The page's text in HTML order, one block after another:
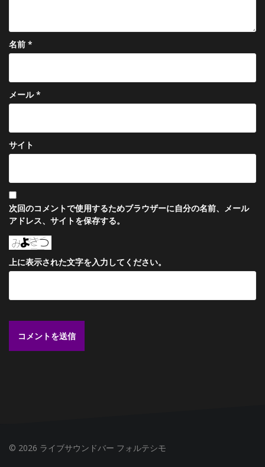
名前 *
メール*
サイト
次回のコメントで使用するためブラウザーに自分の名前、メール
アドレス、サイトを保存する。
上に表示された文字を入力してください。
© 2026 ライブサウンドバー フォルテシモ